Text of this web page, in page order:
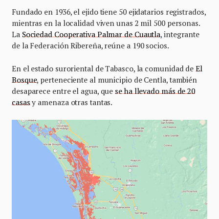
Fundado en 1936, el ejido tiene 50 ejidatarios registrados,
mientras en la localidad viven unas 2 mil 500 personas.
La Sociedad Cooperativa Palmar de Cuautla, integrante
de la Federación Ribereña, reúne a 190 socios.
En el estado suroriental de Tabasco, la comunidad deEl
Bosque, perteneciente al municipio de Centla, también
desaparece entre el agua, quese ha llevado más de 20
casasy amenaza otras tantas.